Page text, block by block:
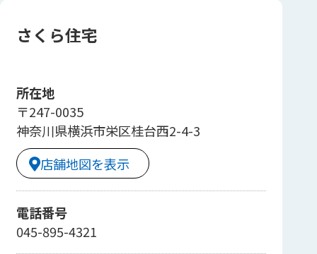
さくら住宅
所在地
〒247-0035
神奈川県横浜市栄区桂台西2-4-3
店舗地図を表示
電話番号
045-895-4321